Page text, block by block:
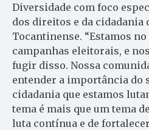
Diversidade com foco
dos direitos e da cidadania
Tocantinense. “Estamos no
campanhas eleitorais, e
fugir disso. Nossa
entender a importância do
cidadania que estamos
tema é mais que um tema
luta contínua e de